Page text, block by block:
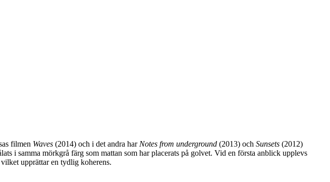
filmen Waves (2014) och i det andra har Notes from underground (2013) och Sunsets (2012)
i samma mörkgrå färg som mattan som har placerats på golvet. Vid en första anblick upplevs
upprättar en tydlig koherens.